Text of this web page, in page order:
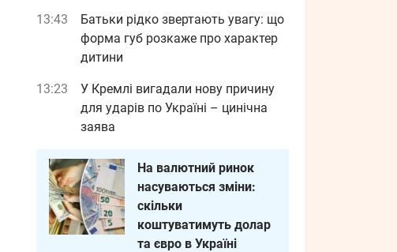
13:43
Батьки рідко звертають увагу: що
форма губ розкаже про характер
дитини
13:23
У Кремлі вигадали нову причину
для ударів по Україні – цинічна
заява
На валютний ринок
насуваються зміни:
скільки
коштуватимуть долар
та євро в Україні